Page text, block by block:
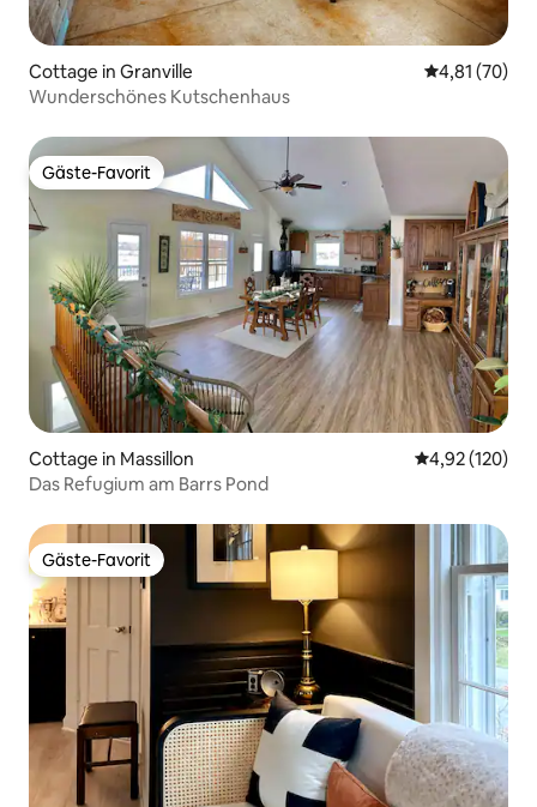
Cottage in Granville
4,81 (70)
Wunderschönes Kutschenhaus
Gäste-Favorit
Gäste-Favorit
Cottage in Massillon
4,92 (120)
Das Refugium am Barrs Pond
Gäste-Favorit
Gäste-Favorit